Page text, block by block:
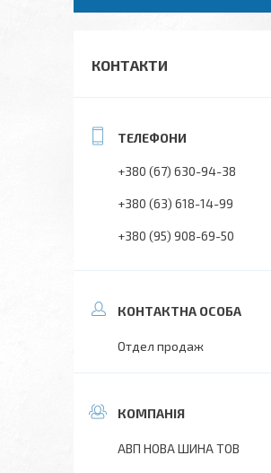
КОНТАКТИ
+380 (67) 630-94-38
+380 (63) 618-14-99
+380 (95) 908-69-50
Отдел продаж
АВП НОВА ШИНА ТОВ